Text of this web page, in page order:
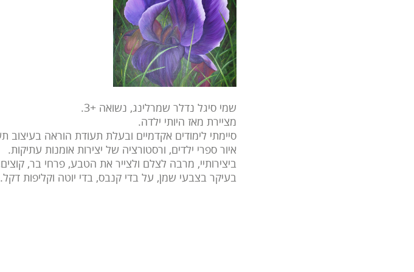
שמי סיגל נדלר שמרלינג, נשואה +3.
מציירת מאז היותי ילדה.
איור ספרי ילדים, ורסטורציה של יצירות אומנות עתיקות.
ביצירותיי, מרבה לצלם ולצייר את הטבע, פרחי בר,
בעיקר בצבעי שמן, על בדי קנבס, בדי יוטה וקליפות דקל.